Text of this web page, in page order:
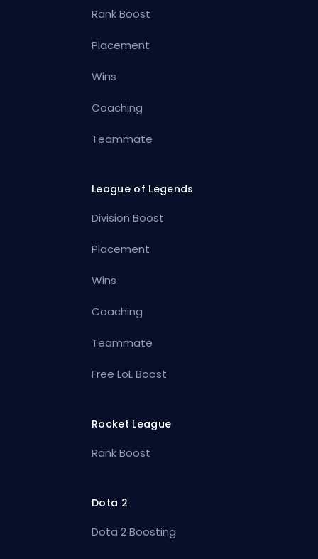
Rank Boost
Placement
Wins
Coaching
Teammate
League of Legends
Division Boost
Placement
Wins
Coaching
Teammate
Free LoL Boost
Rocket League
Rank Boost
Dota 2
Dota 2 Boosting